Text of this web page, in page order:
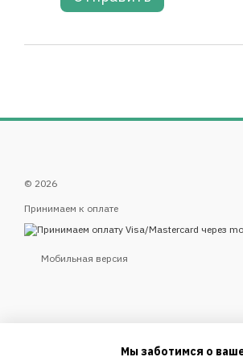
© 2026
Принимаем к оплате
Мобильная версия
Мы заботимся о